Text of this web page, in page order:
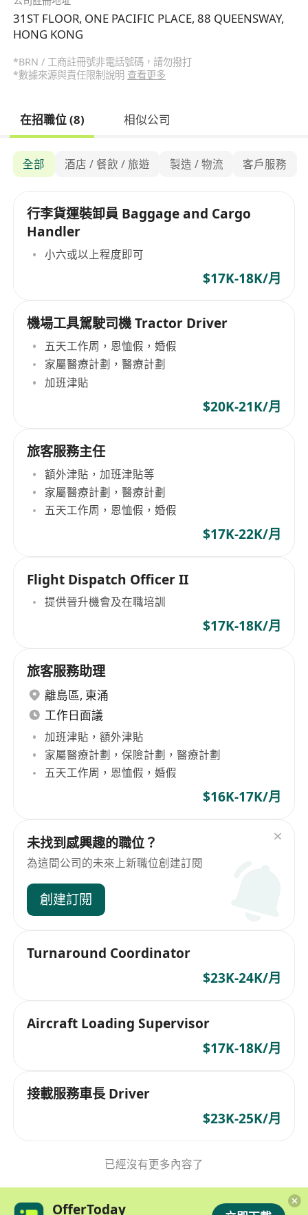
31ST FLOOR, ONE PACIFIC PLACE, 88 QUEENSWAY,
HONG KONG
*BRN / 工商註冊號非電話號碼，請勿撥打
*數據來源與責任限制說明 查看更多
在招職位 (8) 相似公司
全部 酒店 / 餐飲 / 旅遊 製造 / 物流 客戶服務
行李貨運裝卸員 Baggage and Cargo
Handler
小六或以上程度即可
$17K-18K/月
機場工具駕駛司機 Tractor Driver
五天工作周，恩恤假，婚假
家屬醫療計劃，醫療計劃
加班津貼
$20K-21K/月
旅客服務主任
額外津貼，加班津貼等
家屬醫療計劃，醫療計劃
五天工作周，恩恤假，婚假
$17K-22K/月
Flight Dispatch Officer II
提供晉升機會及在職培訓
$17K-18K/月
旅客服務助理
離島區, 東涌
工作日面議
加班津貼，額外津貼
家屬醫療計劃，保險計劃，醫療計劃
五天工作周，恩恤假，婚假
$16K-17K/月
未找到感興趣的職位？
為這間公司的未來上新職位創建訂閱
創建訂閱
Turnaround Coordinator
$23K-24K/月
Aircraft Loading Supervisor
$17K-18K/月
接載服務車長 Driver
$23K-25K/月
已經沒有更多內容了
OfferToday